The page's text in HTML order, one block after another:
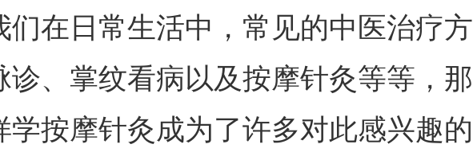
们在日常生活中，常见的中医治疗方
诊、掌纹看病以及按摩针灸等等，那
学按摩针灸成为了许多对此感兴趣的